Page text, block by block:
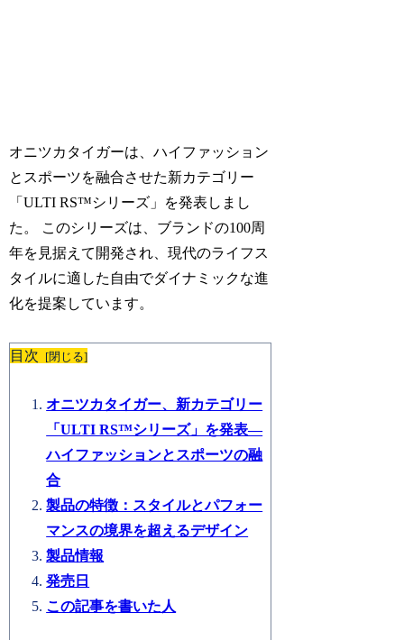
オニツカタイガーは、ハイファッション
とスポーツを融合させた新カテゴリー
「ULTI RS™シリーズ」を発表しまし
た。 このシリーズは、ブランドの100周
年を見据えて開発され、現代のライフス
タイルに適した自由でダイナミックな進
化を提案しています。
目次
オニツカタイガー、新カテゴリー
「ULTI RS™シリーズ」を発表—
ハイファッションとスポーツの融
合
製品の特徴：スタイルとパフォー
マンスの境界を超えるデザイン
製品情報
発売日
この記事を書いた人